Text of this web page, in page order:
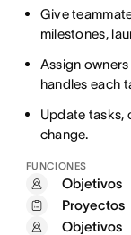
Give
milestones,
Assign
handles each
Update tasks,
change.
FUNCIONES
Objetivos
Proyectos
Objetivos